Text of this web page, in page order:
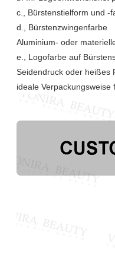
c., Bürstenstielform und -
d., Bürstenzwingenfarbe
Aluminium- oder
e., Logofarbe auf
Seidendruck oder heißes
ideale Verpackungsweise